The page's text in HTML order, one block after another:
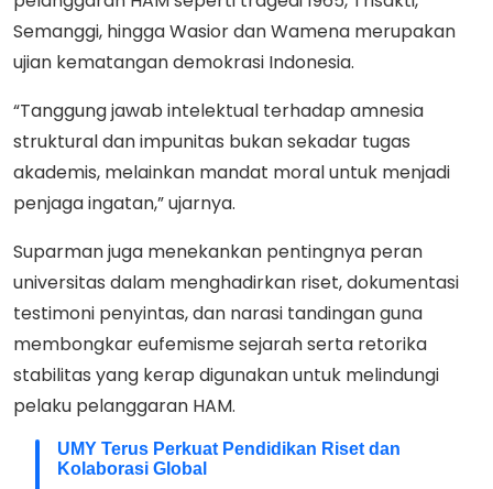
Semanggi, hingga Wasior dan Wamena merupakan
ujian kematangan demokrasi Indonesia.
“Tanggung jawab intelektual terhadap amnesia
struktural dan impunitas bukan sekadar tugas
akademis, melainkan mandat moral untuk menjadi
penjaga ingatan,” ujarnya.
Suparman juga menekankan pentingnya peran
universitas dalam menghadirkan riset, dokumentasi
testimoni penyintas, dan narasi tandingan guna
membongkar eufemisme sejarah serta retorika
stabilitas yang kerap digunakan untuk melindungi
pelaku pelanggaran HAM.
UMY Terus Perkuat Pendidikan Riset dan
Kolaborasi Global